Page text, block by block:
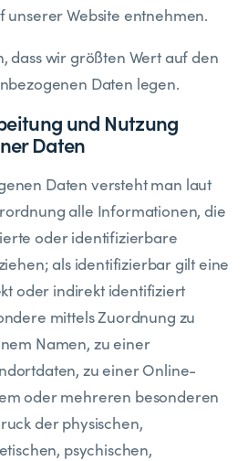
unserer Website entnehmen.
dass wir größten Wert auf den
Daten legen.
und Nutzung
Daten
Daten versteht man laut
alle Informationen, die
oder identifizierbare
als identifizierbar gilt eine
oder indirekt identifiziert
mittels Zuordnung zu
Namen, zu einer
zu einer Online-
oder mehreren besonderen
der physischen,
psychischen,